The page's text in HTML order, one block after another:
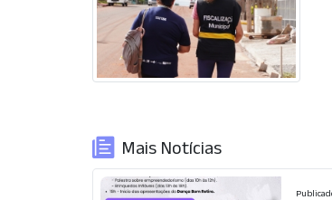
Mais Notícias